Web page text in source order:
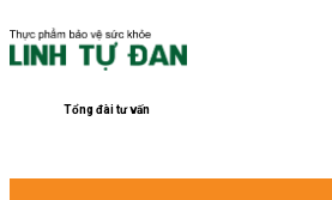
Tổng đài tư vấn